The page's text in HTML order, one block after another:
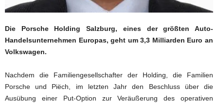
Die Porsche Holding Salzburg, eines der größten Auto-
Handelsunternehmen Europas, geht um 3,3 Milliarden Euro an
Volkswagen.
Nachdem die Familiengesellschafter der Holding, die Familien
Porsche und Piëch, im letzten Jahr den Beschluss über die
Ausübung einer Put-Option zur Veräußerung des operativen